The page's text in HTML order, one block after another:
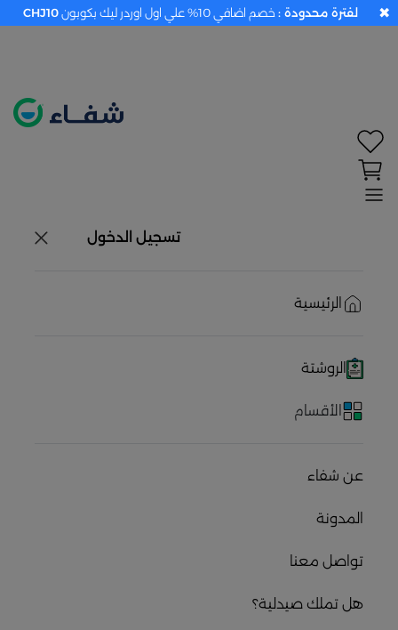
تسجيل الدخول
الرئيسية
الروشتة
الأقسام
عن شفاء
المدونة
تواصل معنا
هل تملك صيدلية؟
لفترة محدودة : خصم اضافي 10% علي اول اوردر ليك بكوبون CHJ10 ✖